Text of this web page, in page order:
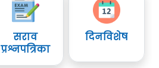
सराव
प्रश्नपत्रिका
दिनविशेष